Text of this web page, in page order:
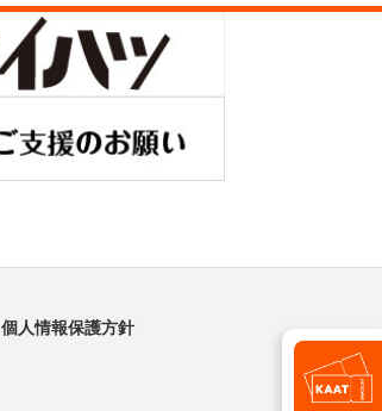
個人情報保護方針